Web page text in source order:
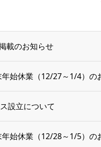
載のお知らせ
始休業（12/27～1/4）の
設立について
始休業（12/28～1/5）の